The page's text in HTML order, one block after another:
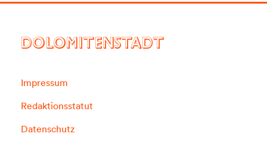
DOLOMITENSTADT
Impressum
Redaktionsstatut
Datenschutz